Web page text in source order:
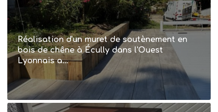
Réalisation d'un muret de soutènement en
bois de chêne à Écully dans l'Ouest
Lyonnais a...